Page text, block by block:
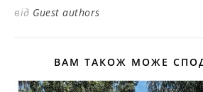
від Guest authors
ВАМ ТАКОЖ МОЖЕ